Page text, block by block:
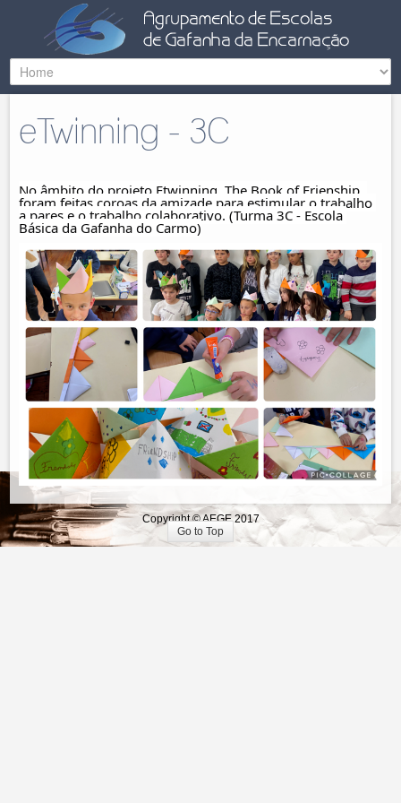
eTwinning - 3C
No âmbito do projeto Etwinning, The Book of Frienship,
foram feitas coroas da amizade para estimular o trabalho
Básica da Gafanha do Carmo)
Copyright © AEGE 2017
Go to Top